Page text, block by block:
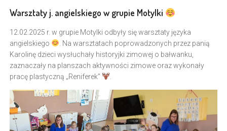
Warsztaty j. angielskiego w grupie Motylki
12.02.2025 r. w grupie Motylki odbyły się warsztaty języka
angielskiego
. Na warsztatach poprowadzonych przez panią
Karolinę dzieci wysłuchały historyjki zimowej o bałwanku,
zaznaczały na planszach aktywności zimowe oraz wykonały
pracę plastyczną „Reniferek”